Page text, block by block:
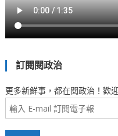
訂閱閱政治
更多新鮮事，都在閱政治！歡